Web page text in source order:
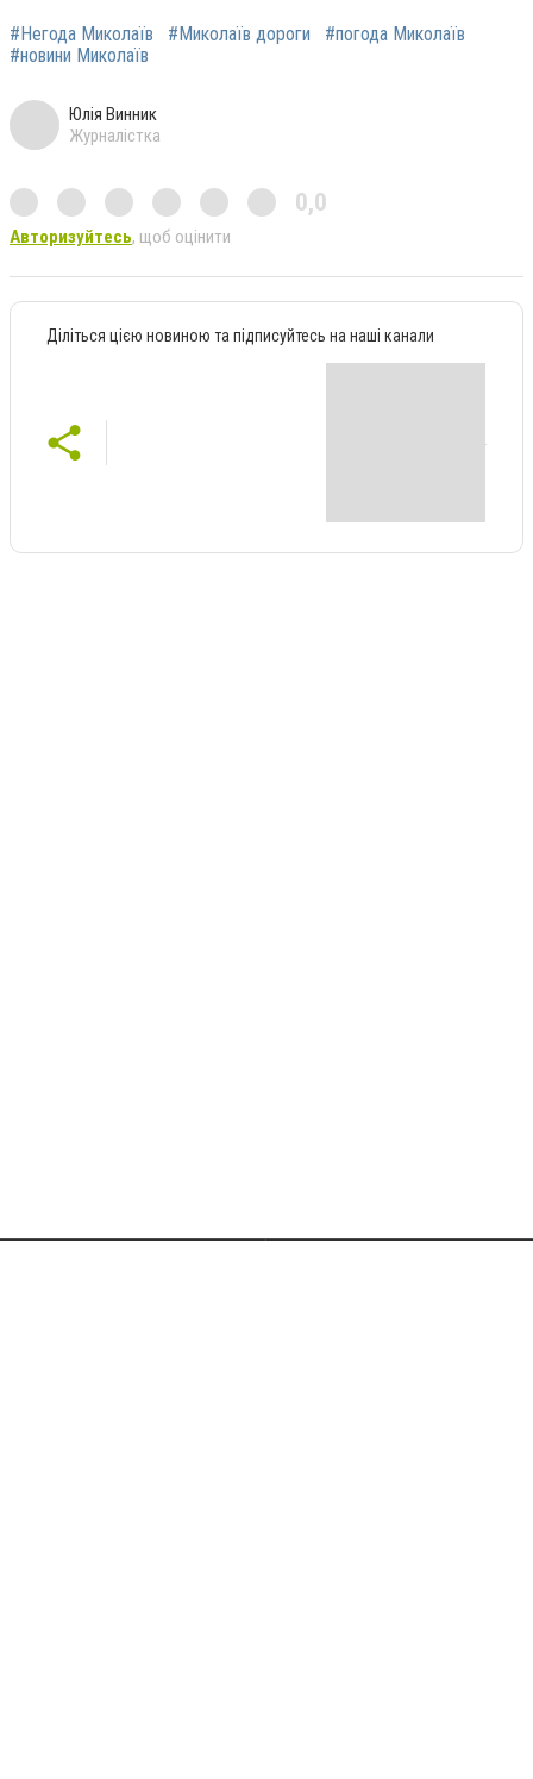
#Негода Миколаїв #Миколаїв дороги
#погода Миколаїв
#новини Миколаїв
Юлія Винник
Журналістка
0,0
Авторизуйтесь, щоб оцінити
Діліться цією новиною та підписуйтесь на наші канали